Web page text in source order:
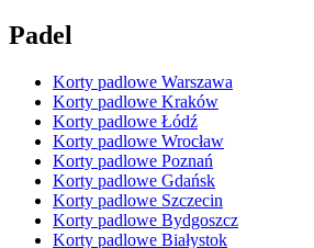
Padel
Korty padlowe Warszawa
Korty padlowe Kraków
Korty padlowe Łódź
Korty padlowe Wrocław
Korty padlowe Poznań
Korty padlowe Gdańsk
Korty padlowe Szczecin
Korty padlowe Bydgoszcz
Korty padlowe Białystok